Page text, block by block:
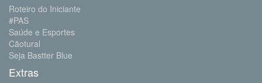
Roteiro do Iniciante
#PAS
Saúde e Esportes
Cãotural
Seja Bastter Blue
Extras